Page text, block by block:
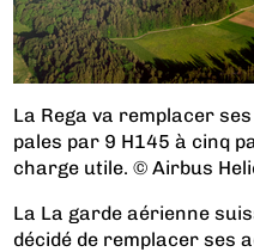
La Rega va remplacer
pales par 9 H145 à cinq
charge utile. © Airbus
La La garde aérienne
décidé de remplacer ses